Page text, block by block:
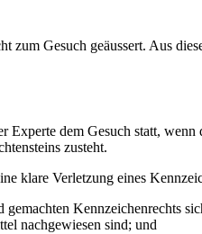
zum Gesuch geäussert. Aus
Experte dem Gesuch statt,
zusteht.
klare Verletzung eines
Kennzeichenrechts
nachgewiesen sind; und